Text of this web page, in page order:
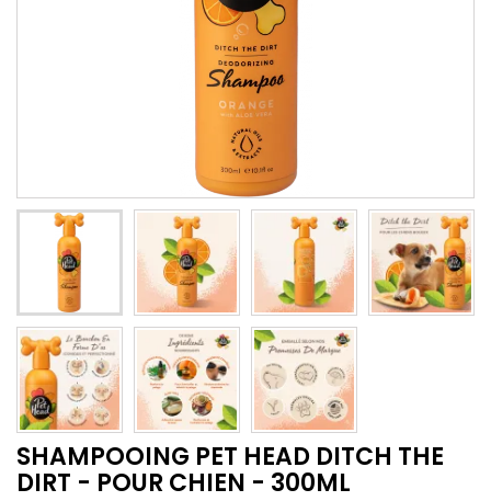
SHAMPOOING PET HEAD DITCH THE
DIRT - POUR CHIEN - 300ML